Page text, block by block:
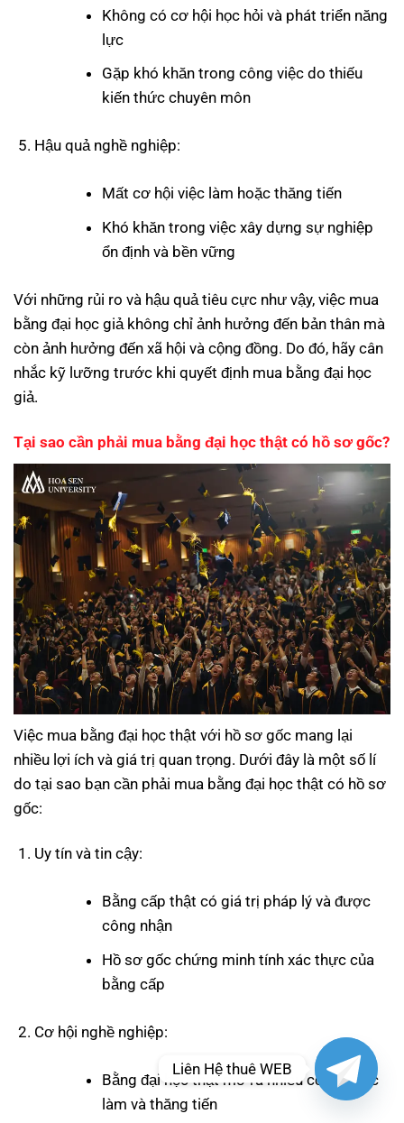
Không có cơ hội học hỏi và phát triển năng
lực
Gặp khó khăn trong công việc do thiếu
kiến thức chuyên môn
Hậu quả nghề nghiệp:
Mất cơ hội việc làm hoặc thăng tiến
Khó khăn trong việc xây dựng sự nghiệp
ổn định và bền vững
Với những rủi ro và hậu quả tiêu cực như vậy, việc mua
bằng đại học giả không chỉ ảnh hưởng đến bản thân mà
còn ảnh hưởng đến xã hội và cộng đồng. Do đó, hãy cân
nhắc kỹ lưỡng trước khi quyết định mua bằng đại học
giả.
Tại sao cần phải mua bằng đại học thật có hồ sơ gốc?
Việc mua bằng đại học thật với hồ sơ gốc mang lại
nhiều lợi ích và giá trị quan trọng. Dưới đây là một số lí
do tại sao bạn cần phải mua bằng đại học thật có hồ sơ
gốc:
Uy tín và tin cậy:
Bằng cấp thật có giá trị pháp lý và được
công nhận
Hồ sơ gốc chứng minh tính xác thực của
bằng cấp
Cơ hội nghề nghiệp:
Bằng đại học thật mở ra nhiều cơ hội việc
làm và thăng tiến
Liên Hệ thuê WEB